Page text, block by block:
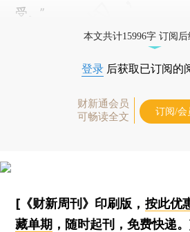
受。”
本文共计15996字 订阅
登录 后获取已订阅的
财新通会员
可畅读全文
订阅/会
[《财新周刊》印刷版， 按此优
藏单期 ，随时起刊，免费快递